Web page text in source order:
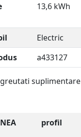
13,6 kWh
Electric
a433127
suplimentare
profil